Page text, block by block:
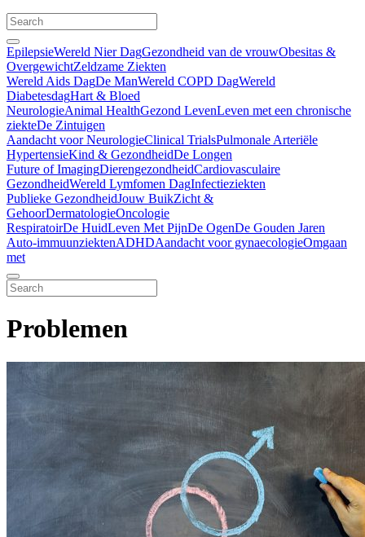
EpilepsieWereld Nier DagGezondheid van de vrouwObesitas &
OvergewichtZeldzame Ziekten
Wereld Aids DagDe ManWereld COPD DagWereld
DiabetesdagHart & Bloed
NeurologieAnimal HealthGezond LevenLeven met een chronische
ziekteDe Zintuigen
Aandacht voor NeurologieClinical TrialsPulmonale Arteriële
HypertensieKind & GezondheidDe Longen
Future of ImagingDierengezondheidCardiovasculaire
GezondheidWereld Lymfomen DagInfectieziekten
Publieke GezondheidJouw BuikZicht &
GehoorDermatologieOncologie
RespiratoirDe HuidLeven Met PijnDe OgenDe Gouden Jaren
Auto-immuunziektenADHDAandacht voor gynaecologieOmgaan
met
Problemen